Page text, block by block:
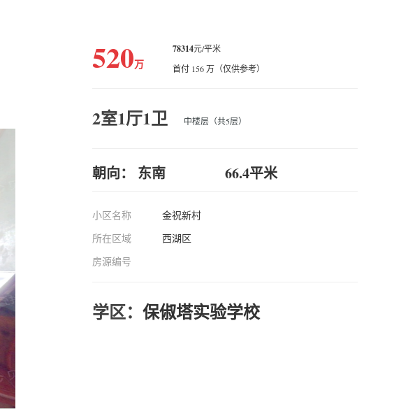
520万
78314元/平米
首付 156 万（仅供参考）
2室1厅1卫 中楼层（共5层）
朝向： 东南 66.4平米
小区名称
金祝新村
所在区域
西湖区
房源编号
学区： 保俶塔实验学校